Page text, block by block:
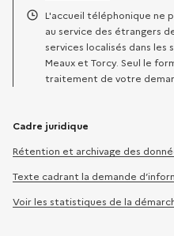
Téléphone :
Horaires :
L'accueil téléphonique ne
au service des étrangers
services localisés dans les
Meaux et Torcy. Seul le
traitement de votre
Cadre juridique
Rétention et archivage des
Texte cadrant la demande
Voir les statistiques de la